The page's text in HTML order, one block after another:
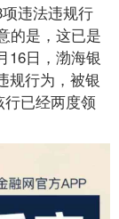
违法违规行
的是，这已是
16日，渤海银
规行为，被银
已经两度领